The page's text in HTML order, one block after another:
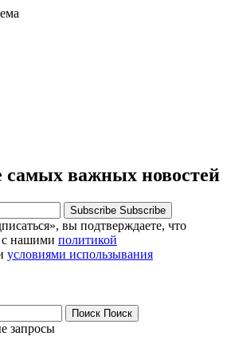
самых важных новостей
Subscribe Subscribe
вы подтверждаете, что
с нашими политикой
условиями использывания
Поиск Поиск
запросы